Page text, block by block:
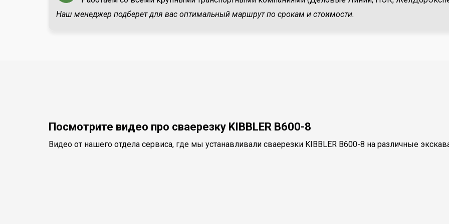
Наш менеджер подберет для вас оптимальный маршрут по срокам и стоимости.
Посмотрите видео про сваерезку KIBBLER B600-8
Видео от нашего отдела сервиса, где мы устанавливали сваерезки KIBBLER B600-8 на различные